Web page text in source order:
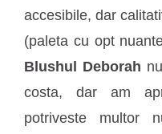
accesibile, dar
(paleta cu opt
Blushul Deborah
costa, dar am
potriveste multor